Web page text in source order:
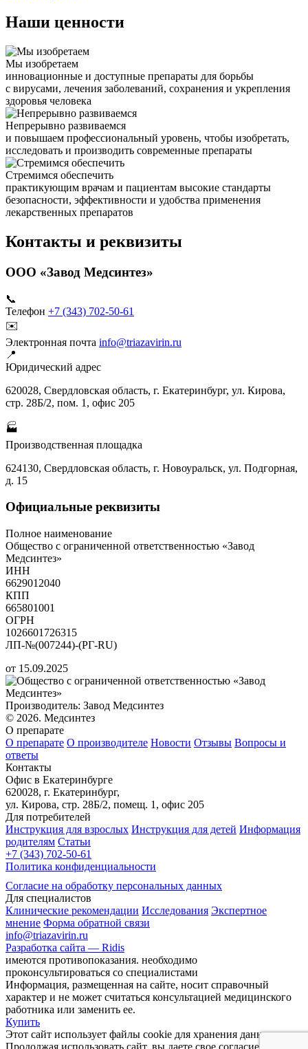
Наши ценности
Мы изобретаем
инновационные и доступные препараты для борьбы
с вирусами, лечения заболеваний, сохранения и укрепления
здоровья человека
Непрерывно развиваемся
и повышаем профессиональный уровень, чтобы изобретать,
исследовать и производить современные препараты
Стремимся обеспечить
практикующим врачам и пациентам высокие стандарты
безопасности, эффективности и удобства применения
лекарственных препаратов
Контакты и реквизиты
ООО «Завод Медсинтез»
📞
Телефон +7 (343) 702-50-61
✉️
Электронная почта info@triazavirin.ru
📍
Юридический адрес
620028, Свердловская область, г. Екатеринбург, ул. Кирова,
стр. 28Б/2, пом. 1, офис 205
🏭
Производственная площадка
624130, Свердловская область, г. Новоуральск, ул. Подгорная,
д. 15
Официальные реквизиты
Полное наименование
Общество с ограниченной ответственностью «Завод
Медсинтез»
ИНН
6629012040
КПП
665801001
ОГРН
1026601726315
ЛП-№(007244)-(РГ-RU)
от 15.09.2025
Производитель: Завод Медсинтез
© 2026. Медсинтез
О препарате
О препарате О производителе Новости Отзывы Вопросы и
ответы
Контакты
Офис в Екатеринбурге
620028, г. Екатеринбург,
ул. Кирова, стр. 28Б/2, помещ. 1, офис 205
Для потребителей
Инструкция для взрослых Инструкция для детей Информация
родителям Статьи
+7 (343) 702-50-61
Политика конфиденциальности
Согласие на обработку персональных данных
Для специалистов
Клинические рекомендации Исследования Экспертное
мнение Форма обратной связи
info@triazavirin.ru
Разработка сайта — Ridis
имеются противопоказания. необходимо
проконсультироваться со специалистами
Информация, размещенная на сайте, носит справочный
характер и не может считаться консультацией медицинского
работника или заменить ее.
Купить
Этот сайт использует файлы cookie для хранения данных.
Продолжая использовать сайт, вы даете свое согласие на